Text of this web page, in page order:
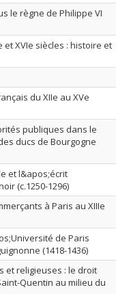
le règne de Philippe VI
et XVIe siècles : histoire et
du XIIe au XVe
publiques dans le
ducs de Bourgogne
et l&apos;écrit
(c.1250-1296)
à Paris au XIIIe
de Paris
(1418-1436)
et religieuses : le droit
Quentin au milieu du